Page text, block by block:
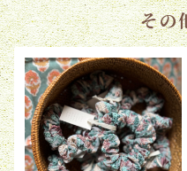
その